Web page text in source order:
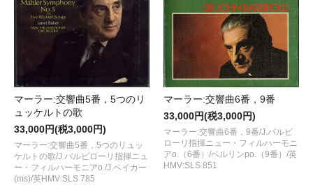
マーラー:交響曲5番，5つのリ
ュッケルトの歌
33,000円(税3,000円)
マーラー:交響曲5番，5つのリュッ
ケルトの歌/J.バルビローリ指揮ニュ
ー・フィルハーモニアo./J.ベイカー
(ms)/英HMV:SLS 785
マーラー:交響曲6番，9番
33,000円(税3,000円)
マーラー:交響曲6番，9番/J.バルビ
ローリ指揮ニュー・フィルハーモニ
アo.（6番）/ベルリンpo.（9番）/英
HMV:SLS 851